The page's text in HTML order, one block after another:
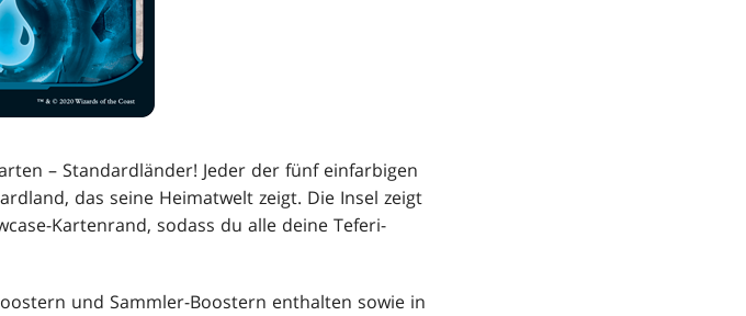
– Standardländer! Jeder der fünf einfarbigen
das seine Heimatwelt zeigt. Die Insel zeigt
Kartenrand, sodass du alle deine Teferi-
und Sammler-Boostern enthalten sowie in